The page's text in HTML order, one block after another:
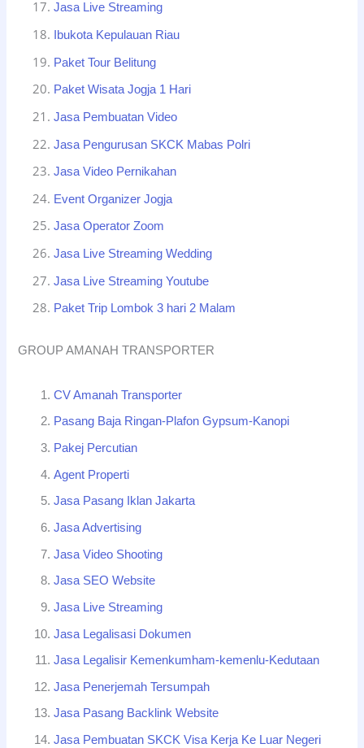
Jasa Live Streaming
Ibukota Kepulauan Riau
Paket Tour Belitung
Paket Wisata Jogja 1 Hari
Jasa Pembuatan Video
Jasa Pengurusan SKCK Mabas Polri
Jasa Video Pernikahan
Event Organizer Jogja
Jasa Operator Zoom
Jasa Live Streaming Wedding
Jasa Live Streaming Youtube
Paket Trip Lombok 3 hari 2 Malam
GROUP AMANAH TRANSPORTER
CV Amanah Transporter
Pasang Baja Ringan-Plafon Gypsum-Kanopi
Pakej Percutian
Agent Properti
Jasa Pasang Iklan Jakarta
Jasa Advertising
Jasa Video Shooting
Jasa SEO Website
Jasa Live Streaming
Jasa Legalisasi Dokumen
Jasa Legalisir Kemenkumham-kemenlu-Kedutaan
Jasa Penerjemah Tersumpah
Jasa Pasang Backlink Website
Jasa Pembuatan SKCK Visa Kerja Ke Luar Negeri